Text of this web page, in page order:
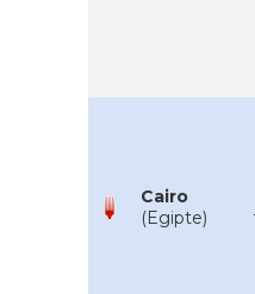
Cairo
(Egipte)